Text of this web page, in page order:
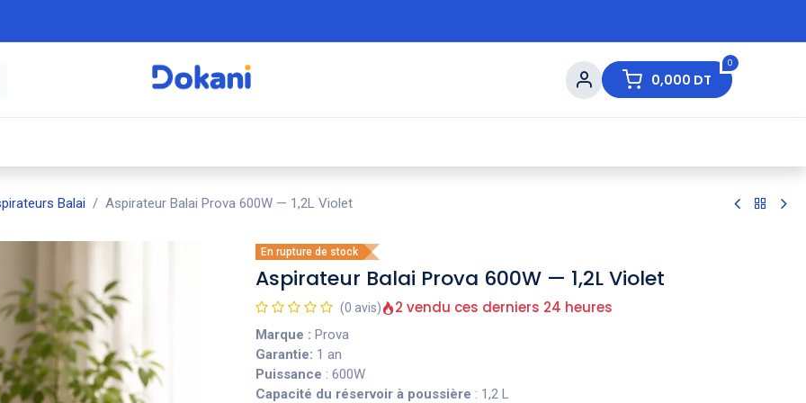
0
0,000 DT
Balai Aspirateur Balai Prova 600W — 1,2L Violet
En rupture de stock
Aspirateur Balai Prova 600W — 1,2L Violet
(0 avis) 2 vendu ces derniers 24 heures
Marque : Prova
Garantie: 1 an
Puissance : 600W
Capacité du réservoir à poussière : 1,2 L